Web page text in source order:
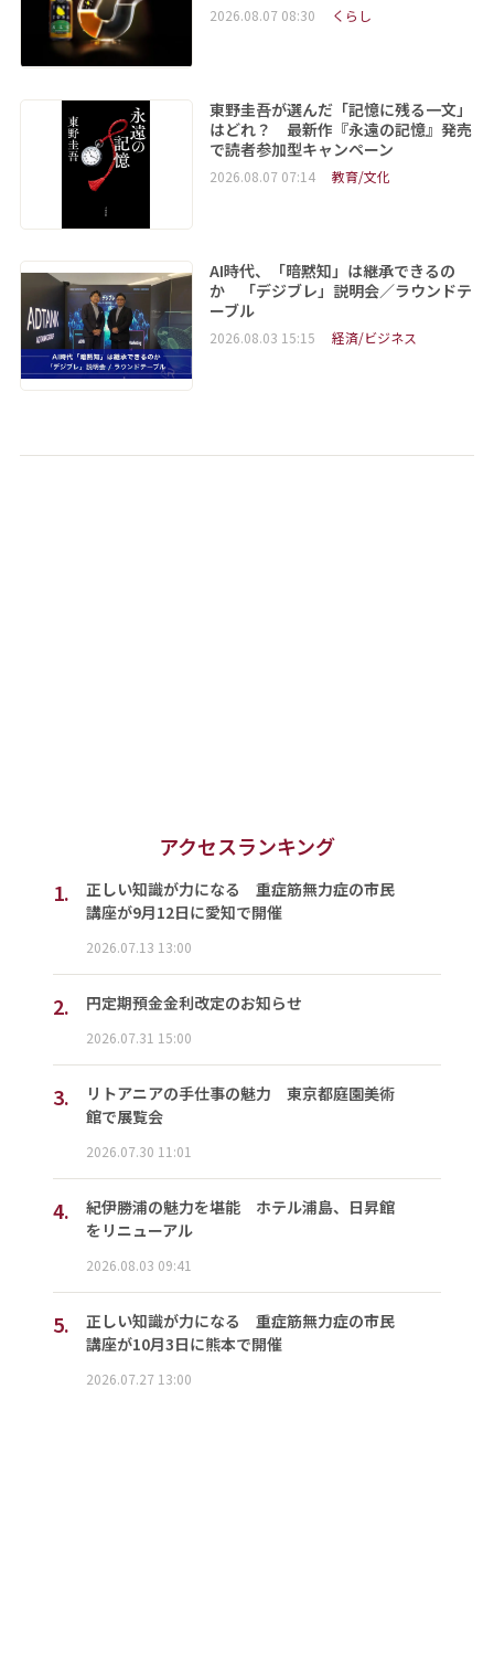
2026.08.07 08:30 くらし
東野圭吾が選んだ「記憶に残る一文」
はどれ？ 最新作『永遠の記憶』発売
で読者参加型キャンペーン
2026.08.07 07:14 教育/文化
AI時代、「暗黙知」は継承できるの
か 「デジブレ」説明会／ラウンドテ
ーブル
2026.08.03 15:15 経済/ビジネス
アクセスランキング
1.
正しい知識が力になる 重症筋無力症の市民
講座が9月12日に愛知で開催
2026.07.13 13:00
2. 円定期預金金利改定のお知らせ
2026.07.31 15:00
3.
リトアニアの手仕事の魅力 東京都庭園美術
館で展覧会
2026.07.30 11:01
4.
紀伊勝浦の魅力を堪能 ホテル浦島、日昇館
をリニューアル
2026.08.03 09:41
5.
正しい知識が力になる 重症筋無力症の市民
講座が10月3日に熊本で開催
2026.07.27 13:00